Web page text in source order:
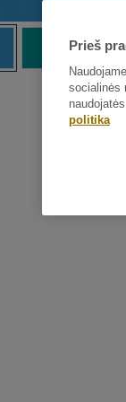
Prieš
socialinės
politika